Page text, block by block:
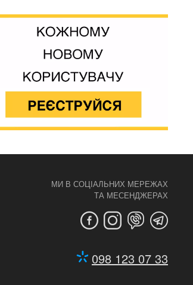
МИ В СОЦІАЛЬНИХ МЕРЕЖАХ
ТА МЕСЕНДЖЕРАХ
098 123 07 33